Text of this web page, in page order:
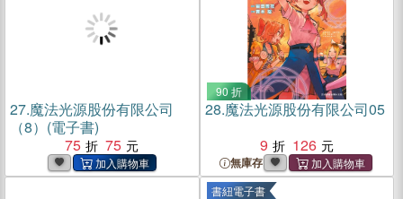
27.魔法光源股份有限公司
（8）(電子書)
75
75
90 折
28.魔法光源股份有限公司05
9
126
無庫存
書紐電子書